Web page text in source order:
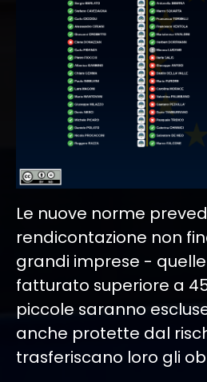
Le nuove norme
rendicontazione non
grandi imprese -
fatturato superiore a
piccole saranno
anche protette dal
trasferiscano loro gli